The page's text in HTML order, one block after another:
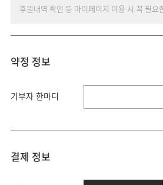
후원내역 확인 등 마이페이지 이용 시 꼭 필요
약정 정보
기부자 한마디
결제 정보